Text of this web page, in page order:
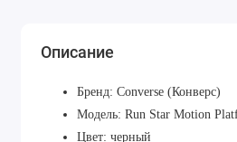
Описание
Бренд: Converse (Конверс)
Модель: Run Star Motion
Цвет: черный